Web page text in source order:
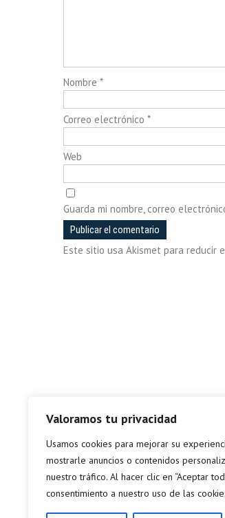
Valoramos tu privacidad
Usamos cookies para mejorar su
mostrarle anuncios o contenidos
nuestro tráfico. Al hacer clic en “Aceptar
consentimiento a nuestro uso de las
Nombre *
Correo electrónico *
Web
Guarda mi nombre, correo
Este sitio usa Akismet para reducir